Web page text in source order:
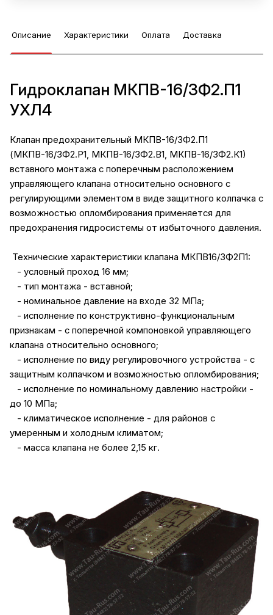
Описание Характеристики Оплата Доставка
Гидроклапан МКПВ-16/3Ф2.П1
УХЛ4
Клапан предохранительный МКПВ-16/3Ф2.П1
(МКПВ-16/3Ф2.Р1, МКПВ-16/3Ф2.В1, МКПВ-16/3Ф2.К1)
вставного монтажа с поперечным расположением
управляющего клапана относительно основного с
регулирующими элементом в виде защитного колпачка с
возможностью опломбирования применяется для
предохранения гидросистемы от избыточного давления.
Технические характеристики клапана МКПВ16/3Ф2П1:
- условный проход 16 мм;
- тип монтажа - вставной;
- номинальное давление на входе 32 МПа;
- исполнение по конструктивно-функциональным
признакам - с поперечной компоновкой управляющего
клапана относительно основного;
- исполнение по виду регулировочного устройства - с
защитным колпачком и возможностью опломбирования;
- исполнение по номинальному давлению настройки -
до 10 МПа;
- климатическое исполнение - для районов с
умеренным и холодным климатом;
- масса клапана не более 2,15 кг.